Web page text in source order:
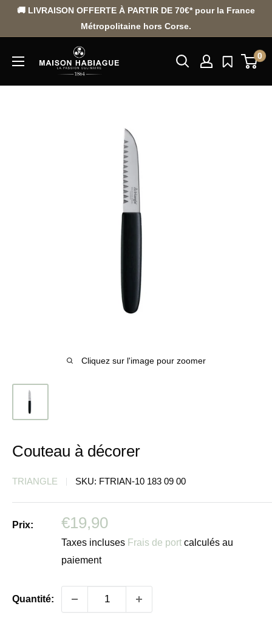
Passer🚚 LIVRAISON OFFERTE À PARTIR DE 70€* pour la France
Métropolitaine hors Corse.
0
Cliquez sur l'image pour zoomer
Couteau à décorer
TRIANGLE SKU: FTRIAN-10 183 09 00
Prix:
Prix
réduit
€19,90
Taxes incluses Frais de port calculés au
paiement
Quantité: